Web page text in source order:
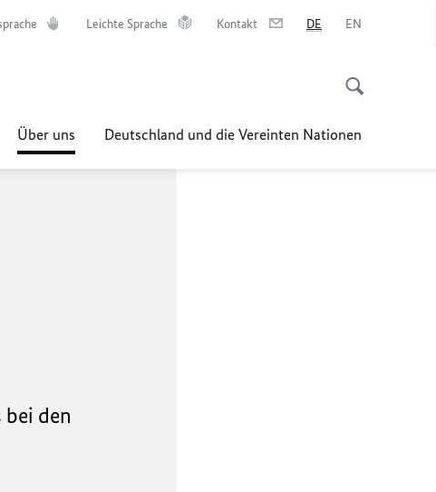
Leichte Sprache Kontakt DE EN
Über uns Deutschland und die Vereinten Nationen
den